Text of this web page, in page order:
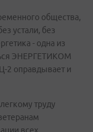
общества,
устали, без
- одна из
ЭНЕРГЕТИКОМ
2 оправдывает и
труду